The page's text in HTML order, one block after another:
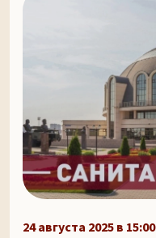
24 августа 2025 в 15:00